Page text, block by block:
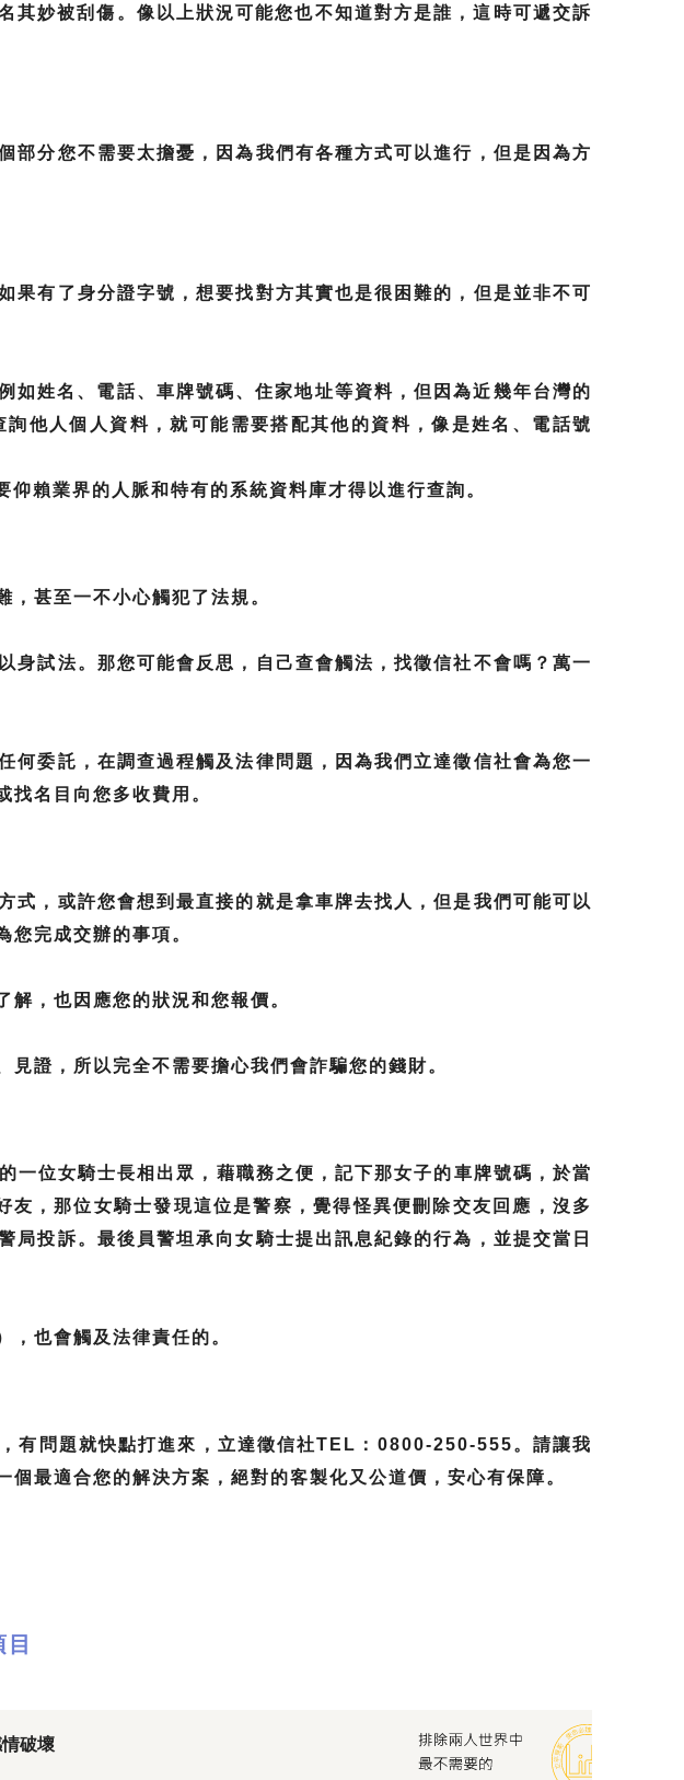
妙被刮傷。像以上狀況可能您也不知道對方是誰，這時可遞交訴
分您不需要太擔憂，因為我們有各種方式可以進行，但是因為方
有了身分證字號，想要找對方其實也是很困難的，但是並非不可
姓名、電話、車牌號碼、住家地址等資料，但因為近幾年台灣的
他人個人資料，就可能需要搭配其他的資料，像是姓名、電話號
賴業界的人脈和特有的系統資料庫才得以進行查詢。
甚至一不小心觸犯了法規。
身試法。那您可能會反思，自己查會觸法，找徵信社不會嗎？萬一
委託，在調查過程觸及法律問題，因為我們立達徵信社會為您一
名目向您多收費用。
，或許您會想到最直接的就是拿車牌去找人，但是我們可能可以
完成交辦的事項。
，也因應您的狀況和您報價。
證，所以完全不需要擔心我們會詐騙您的錢財。
位女騎士長相出眾，藉職務之便，記下那女子的車牌號碼，於當
，那位女騎士發現這位是警察，覺得怪異便刪除交友回應，沒多
投訴。最後員警坦承向女騎士提出訊息紀錄的行為，並提交當日
也會觸及法律責任的。
有問題就快點打進來，立達徵信社TEL：0800-250-555。請讓我
最適合您的解決方案，絕對的客製化又公道價，安心有保障。
破壞